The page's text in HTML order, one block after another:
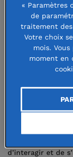
Grenoble
Depuis 2010,
discriminations
comme un
associations de
des
d’interagir et de
« Paramètres
de
traitement des
Votre choix
mois.
moment en